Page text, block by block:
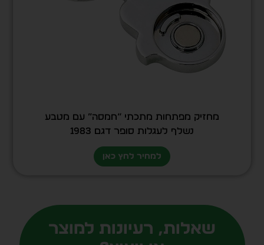
מחזיק מפתחות מתכתי “חמסה” עם מטבע
נשלף לעגלות סופר דגם 1983
למחיר לחץ כאן
שאלות, רעיונות למוצר